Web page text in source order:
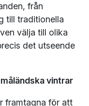
från
till traditionella
välja till olika
det utseende
vintrar
framtagna för att